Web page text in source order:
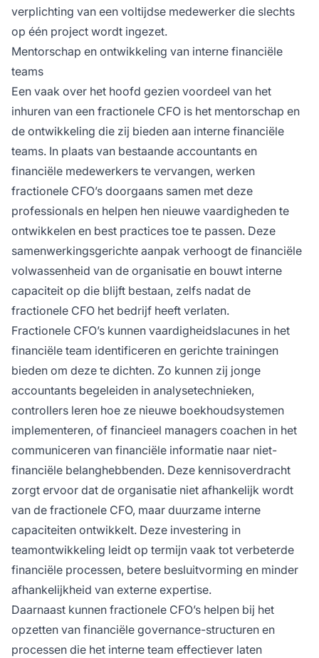
verplichting van een voltijdse medewerker die slechts
op één project wordt ingezet.
Mentorschap en ontwikkeling van interne financiële
teams
Een vaak over het hoofd gezien voordeel van het
inhuren van een fractionele CFO is het mentorschap en
de ontwikkeling die zij bieden aan interne financiële
teams. In plaats van bestaande accountants en
financiële medewerkers te vervangen, werken
fractionele CFO’s doorgaans samen met deze
professionals en helpen hen nieuwe vaardigheden te
ontwikkelen en best practices toe te passen. Deze
samenwerkingsgerichte aanpak verhoogt de financiële
volwassenheid van de organisatie en bouwt interne
capaciteit op die blijft bestaan, zelfs nadat de
fractionele CFO het bedrijf heeft verlaten.
Fractionele CFO’s kunnen vaardigheidslacunes in het
financiële team identificeren en gerichte trainingen
bieden om deze te dichten. Zo kunnen zij jonge
accountants begeleiden in analysetechnieken,
controllers leren hoe ze nieuwe boekhoudsystemen
implementeren, of financieel managers coachen in het
communiceren van financiële informatie naar niet-
financiële belanghebbenden. Deze kennisoverdracht
zorgt ervoor dat de organisatie niet afhankelijk wordt
van de fractionele CFO, maar duurzame interne
capaciteiten ontwikkelt. Deze investering in
teamontwikkeling leidt op termijn vaak tot verbeterde
financiële processen, betere besluitvorming en minder
afhankelijkheid van externe expertise.
Daarnaast kunnen fractionele CFO’s helpen bij het
opzetten van financiële governance-structuren en
processen die het interne team effectiever laten